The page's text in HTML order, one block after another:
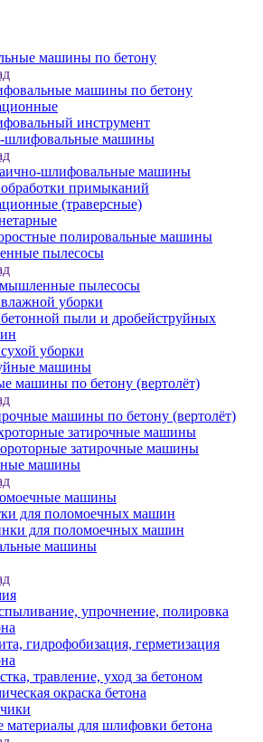
машины по бетону
машины по бетону
инструмент
шлифовальные машины
шлифовальные машины
примыканий
(траверсные)
полировальные машины
пылесосы
пылесосы
уборки
пыли и дробейструйных
уборки
машины
машины по бетону (вертолёт)
машины по бетону (вертолёт)
затирочные машины
затирочные машины
машины
машины
для поломоечных машин
для поломоечных машин
машины
упрочнение, полировка
гидрофобизация, герметизация
травление, уход за бетоном
окраска бетона
материалы для шлифовки бетона